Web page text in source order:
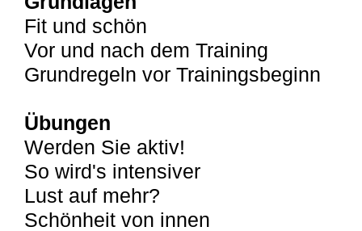
Fit und schön
Vor und nach dem Training
Grundregeln vor Trainingsbeginn
Übungen
Werden Sie aktiv!
So wird's intensiver
Lust auf mehr?
Schönheit von innen